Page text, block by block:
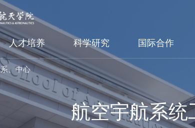
人才培养 科学研究 国际合作
系、中心
航空宇航系